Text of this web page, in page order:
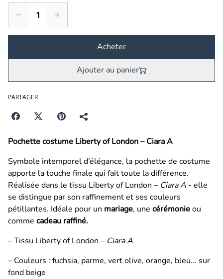
Acheter
Ajouter au panier
PARTAGER
Pochette costume Liberty of London – Ciara A
Symbole intemporel d’élégance, la pochette de costume
apporte la touche finale qui fait toute la différence.
Réalisée dans le tissu Liberty of London – Ciara A - elle
se distingue par son raffinement et ses couleurs
pétillantes. Idéale pour un mariage, une cérémonieou
comme cadeau raffiné.
– Tissu Liberty of London – Ciara A
– Couleurs : fuchsia, parme, vert olive, orange, bleu... sur
fond beige